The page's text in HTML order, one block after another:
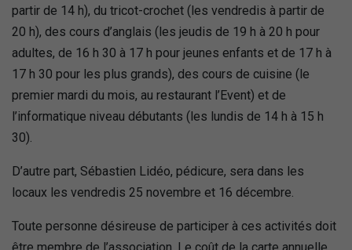
partir de 14 h), du tricot-crochet (les vendredis à partir de
20 h), des cours d’anglais (les jeudis de 19 h à 20 h pour
adultes, de 16 h 30 à 17 h pour jeunes enfants et de 17 h à
17 h 30 pour les plus grands), des cours de cuisine (le
premier mardi du mois, au restaurant l’Event) et de
l’informatique niveau débutants (les lundis de 14 h à 15 h
30).
D’autre part, Sébastien Lidéo, pédicure, sera dans les
locaux les vendredis 25 novembre et 16 décembre.
Toute personne désireuse de participer à ces activités doit